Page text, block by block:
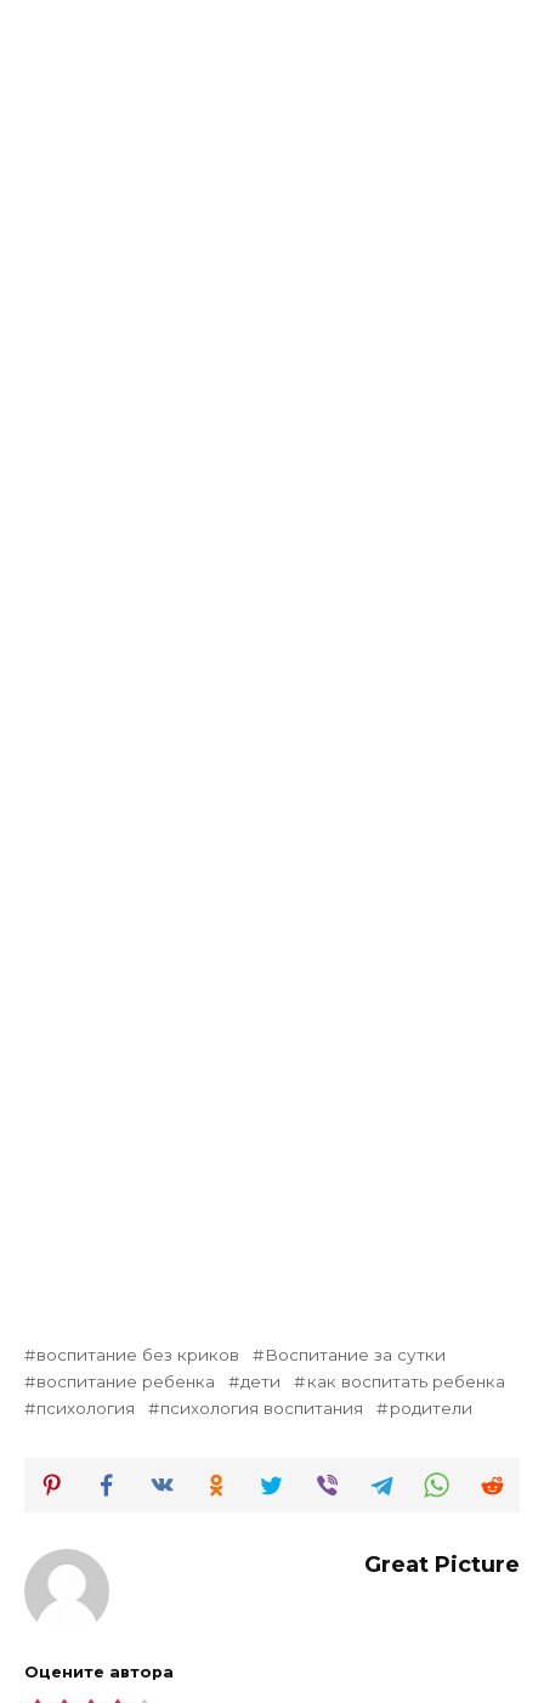
воспитание без криков
Воспитание за сутки
воспитание ребенка
дети
как воспитать ребенка
психология
психология воспитания родители
Great Picture
Оцените автора